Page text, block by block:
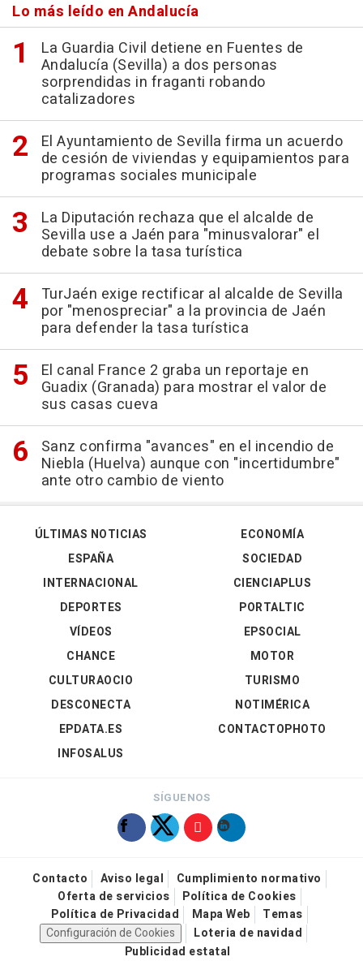
Lo más leído en Andalucía
La Guardia Civil detiene en Fuentes de
Andalucía (Sevilla) a dos personas
sorprendidas in fraganti robando
catalizadores
El Ayuntamiento de Sevilla firma un acuerdo
de cesión de viviendas y equipamientos para
programas sociales municipale
La Diputación rechaza que el alcalde de
Sevilla use a Jaén para "minusvalorar" el
debate sobre la tasa turística
TurJaén exige rectificar al alcalde de Sevilla
por "menospreciar" a la provincia de Jaén
para defender la tasa turística
El canal France 2 graba un reportaje en
Guadix (Granada) para mostrar el valor de
sus casas cueva
Sanz confirma "avances" en el incendio de
Niebla (Huelva) aunque con "incertidumbre"
ante otro cambio de viento
ÚLTIMAS NOTICIAS
ESPAÑA
INTERNACIONAL
DEPORTES
VÍDEOS
ECONOMÍA
SOCIEDAD
CIENCIAPLUS
PORTALTIC
EPSOCIAL
CHANCE
CULTURAOCIO
DESCONECTA
EPDATA.ES
INFOSALUS
MOTOR
TURISMO
NOTIMÉRICA
CONTACTOPHOTO
SÍGUENOS
Contacto Aviso legal
Cumplimiento normativo
Oferta de servicios
Política de Cookies
Política de Privacidad
Mapa Web
Temas
Configuración de Cookies
Loteria de navidad
Publicidad estatal